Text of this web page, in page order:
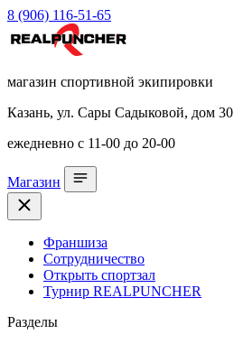
8 (906) 116-51-65
магазин спортивной экипировки
Казань, ул. Сары Садыковой, дом 30
ежедневно с 11-00 до 20-00
Магазин
Франшиза
Сотрудничество
Открыть спортзал
Турнир REALPUNCHER
Разделы